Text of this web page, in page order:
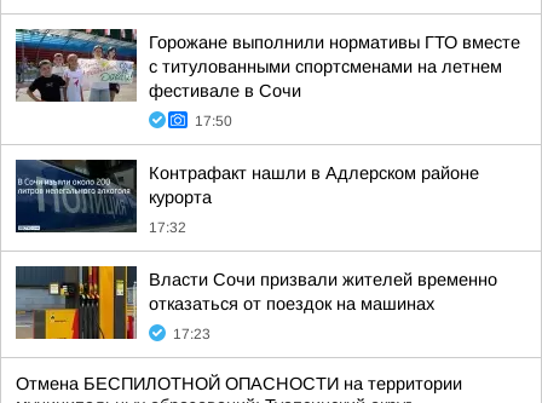
Горожане выполнили нормативы ГТО вместе
с титулованными спортсменами на летнем
фестивале в Сочи
17:50
Контрафакт нашли в Адлерском районе
курорта
17:32
Власти Сочи призвали жителей временно
отказаться от поездок на машинах
17:23
Отмена БЕСПИЛОТНОЙ ОПАСНОСТИ на территории